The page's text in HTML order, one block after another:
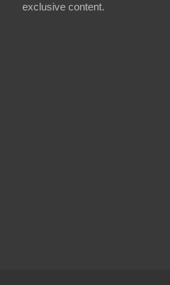
exclusive content.